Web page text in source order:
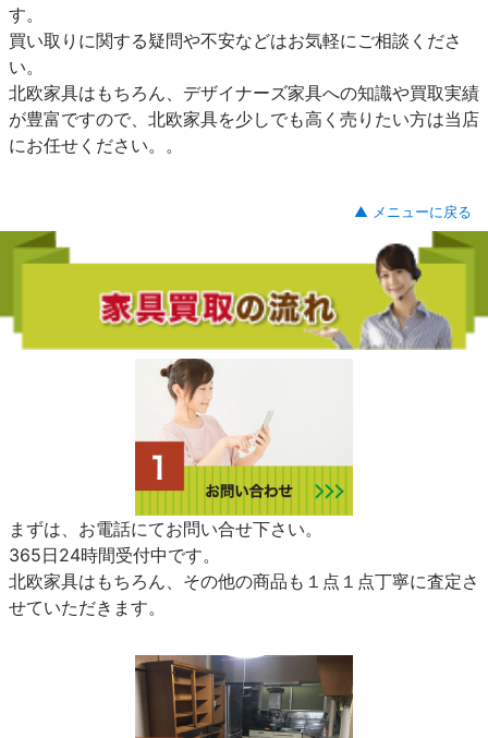
す。
買い取りに関する疑問や不安などはお気軽にご相談くださ
い。
北欧家具はもちろん、デザイナーズ家具への知識や買取実績
が豊富ですので、北欧家具を少しでも高く売りたい方は当店
にお任せください。。
▲ メニューに戻る
まずは、お電話にてお問い合せ下さい。
365日24時間受付中です。
北欧家具はもちろん、その他の商品も１点１点丁寧に査定さ
せていただきます。